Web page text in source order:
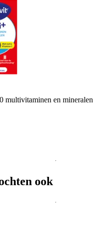
multivitaminen en mineralen
ook